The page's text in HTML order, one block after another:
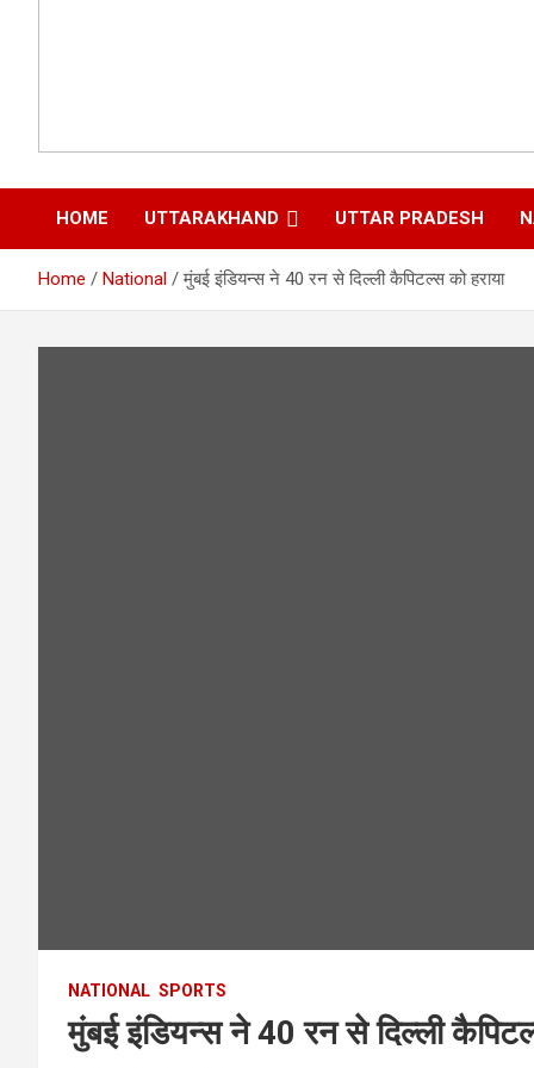
HOME UTTARAKHAND UTTAR PRADESH
Home National मुंबई इंडियन्स ने 40 रन से दिल्ली कैपिटल्स को हराया
NATIONAL SPORTS
मुंबई इंडियन्स ने 40 रन से दिल्ली